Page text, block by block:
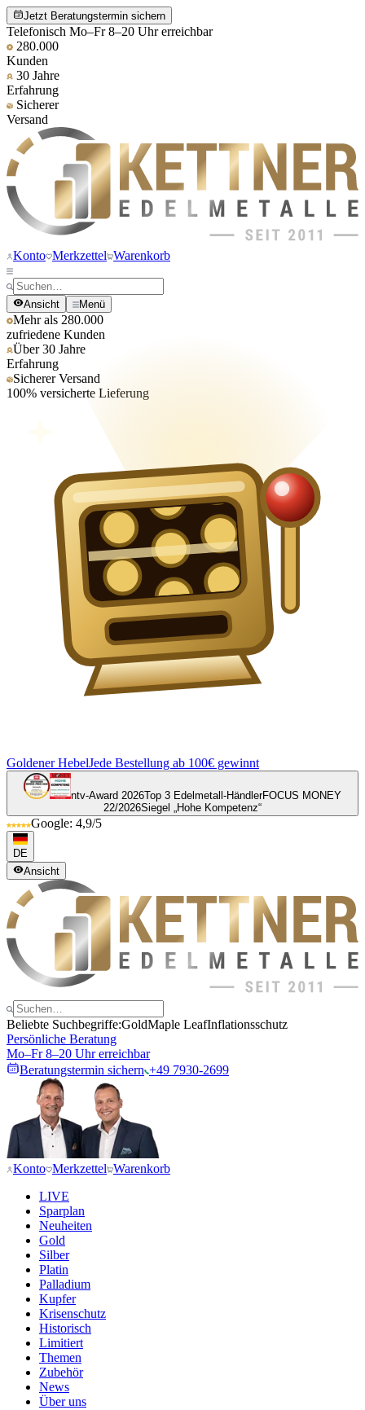
Jetzt Beratungstermin sichern
Telefonisch Mo–Fr 8–20 Uhr erreichbar
280.000
Kunden
30 Jahre
Erfahrung
Sicherer
Versand
Konto Merkzettel Warenkorb
Ansicht Menü
Mehr als 280.000
zufriedene Kunden
Über 30 Jahre
Erfahrung
Sicherer Versand
100% versicherte Lieferung
Goldener HebelJede Bestellung ab 100€ gewinnt
ntv-Award 2026Top 3 Edelmetall-HändlerFOCUS MONEY
22/2026Siegel „Hohe Kompetenz“
Google: 4,9/5
DE
Ansicht
Beliebte Suchbegriffe:GoldMaple LeafInflationsschutz
Persönliche Beratung
Mo–Fr 8–20 Uhr erreichbar
Beratungstermin sichern +49 7930-2699
Konto Merkzettel Warenkorb
LIVE
Sparplan
Neuheiten
Gold
Silber
Platin
Palladium
Kupfer
Krisenschutz
Historisch
Limitiert
Themen
Zubehör
News
Über uns